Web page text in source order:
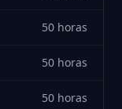
50 horas
50 horas
50 horas